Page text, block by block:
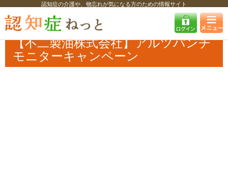
認知症の介護や、物忘れが気になる方のための情報サイト
認知症ねっと 認知症最新ニュース 予防・改善
【不二製油株式会社】
アルツパンチモニターキャンペーン
【不二製油株式会社】アルツパンチ
モニターキャンペーン